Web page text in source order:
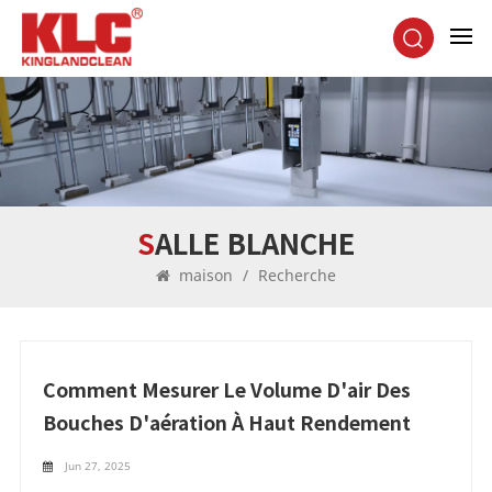
SALLE BLANCHE
maison / Recherche
Comment Mesurer Le Volume D'air Des
Bouches D'aération À Haut Rendement
Jun 27, 2025